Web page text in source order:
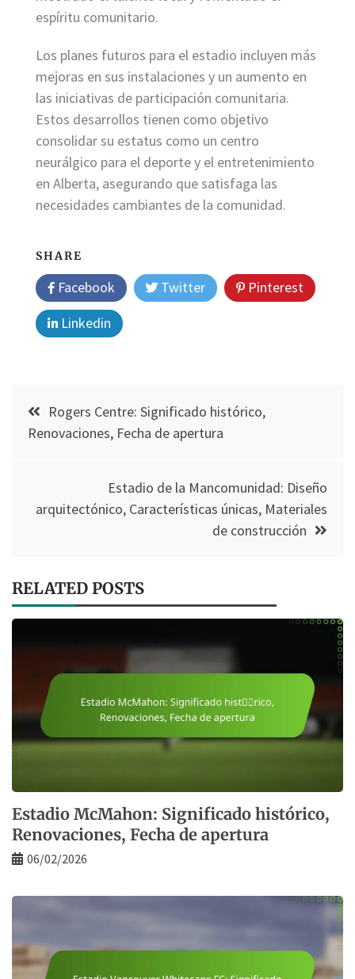
espíritu comunitario.
Los planes futuros para el estadio incluyen más
mejoras en sus instalaciones y un aumento en
las iniciativas de participación comunitaria.
Estos desarrollos tienen como objetivo
consolidar su estatus como un centro
neurálgico para el deporte y el entretenimiento
en Alberta, asegurando que satisfaga las
necesidades cambiantes de la comunidad.
SHARE
Facebook Twitter
Pinterest
Linkedin
Post
navigation
Rogers Centre: Significado histórico,
Renovaciones, Fecha de apertura
Estadio de la Mancomunidad: Diseño
arquitectónico, Características únicas, Materiales
de construcción
RELATED POSTS
Estadio McMahon: Significado histórico,
Renovaciones, Fecha de apertura
06/02/2026